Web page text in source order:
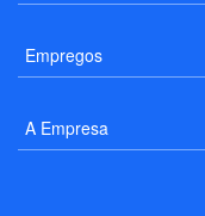
Empregos
A Empresa